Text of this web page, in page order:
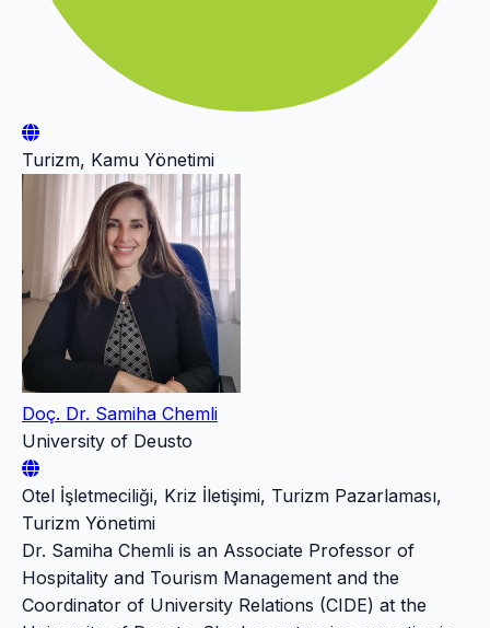
Turizm, Kamu Yönetimi
Doç. Dr. Samiha Chemli
University of Deusto
Otel İşletmeciliği, Kriz İletişimi, Turizm Pazarlaması,
Turizm Yönetimi
Dr. Samiha Chemli is an Associate Professor of
Hospitality and Tourism Management and the
Coordinator of University Relations (CIDE) at the